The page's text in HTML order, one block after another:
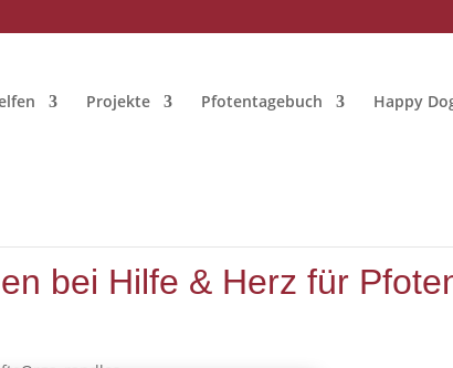
Projekte Pfotentagebuch Happy
bei Hilfe & Herz für